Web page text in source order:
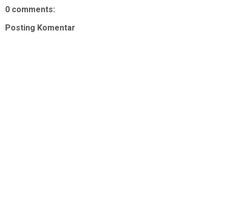
0 comments:
Posting Komentar